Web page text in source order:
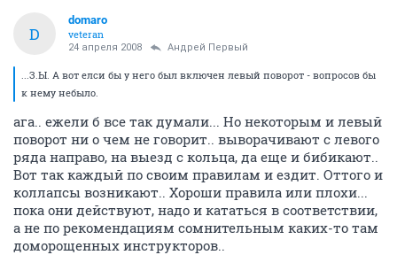
D
domaro
veteran
24 апреля 2008 Андрей Первый
...З.Ы. А вот елси бы у него был включен левый поворот - вопросов бы
к нему небыло.
ага.. ежели б все так думали... Но некоторым и левый
поворот ни о чем не говорит.. выворачивают с левого
ряда направо, на выезд с кольца, да еще и бибикают..
Вот так каждый по своим правилам и ездит. Оттого и
коллапсы возникают.. Хороши правила или плохи...
пока они действуют, надо и кататься в соответствии,
а не по рекомендациям сомнительным каких-то там
доморощенных инструкторов..